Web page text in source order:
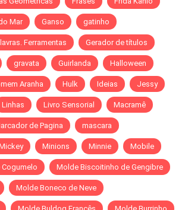
Mar Ganso gatinho
Ferramentas Gerador de títulos
gravata Guirlanda Halloween
Aranha Hulk Ideias Jessy
Linhas Livro Sensorial Macramê
de Pagina mascara
Minions Minnie Mobile
Molde Biscoitinho de Gengibre
Molde Boneco de Neve